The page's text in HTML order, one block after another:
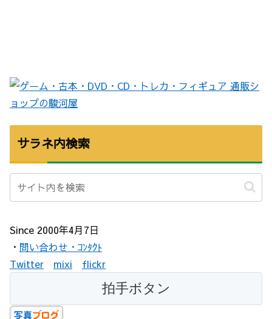
サラネ内検索
Since 2000年4月7日
・ 問い合わせ・ｺﾝﾀｸﾄ
Twitter
mixi flickr